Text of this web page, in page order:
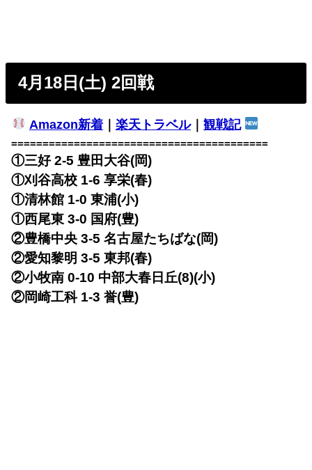
4月18日(土) 2回戦
Amazon新着｜ 楽天トラベル｜ 観戦記
=========================================
①三好 2-5 豊田大谷(岡)
①刈谷高校 1-6 享栄(春)
①清林館 1-0 東浦(小)
①西尾東 3-0 国府(豊)
②豊橋中央 3-5 名古屋たちばな(岡)
②愛知黎明 3-5 東邦(春)
②小牧南 0-10 中部大春日丘(8)(小)
②岡崎工科 1-3 誉(豊)